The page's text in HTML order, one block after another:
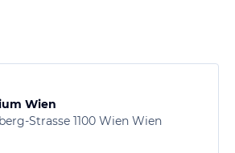
Wien
Strasse 1100 Wien Wien